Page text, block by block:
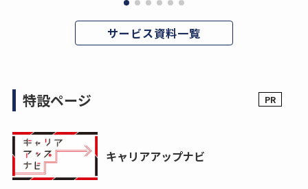
サービス資料一覧
特設ページ
キャリアアップナビ